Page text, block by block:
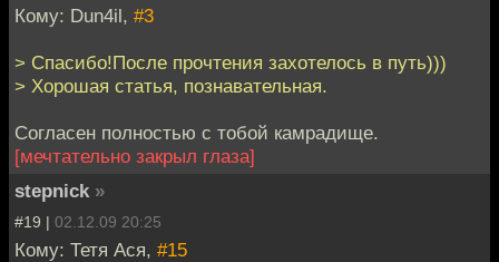
Кому: Dun4il, #3
> Спасибо!После прочтения захотелось в путь)))
> Хорошая статья, познавательная.
Согласен полностью с тобой камрадище.
[мечтательно закрыл глаза]
stepnick »
#19 | 02.12.09 20:25
Кому: Тетя Ася, #15